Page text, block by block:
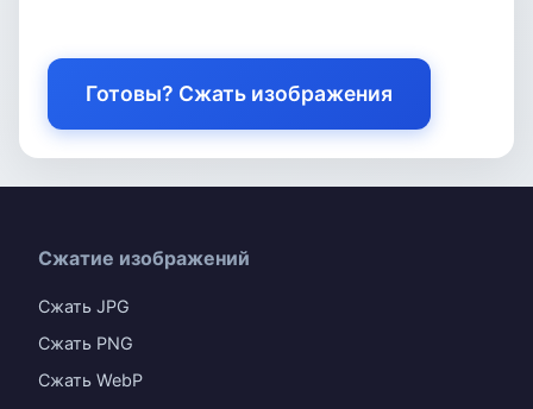
Готовы? Сжать изображения
Сжатие изображений
Сжать JPG
Сжать PNG
Сжать WebP